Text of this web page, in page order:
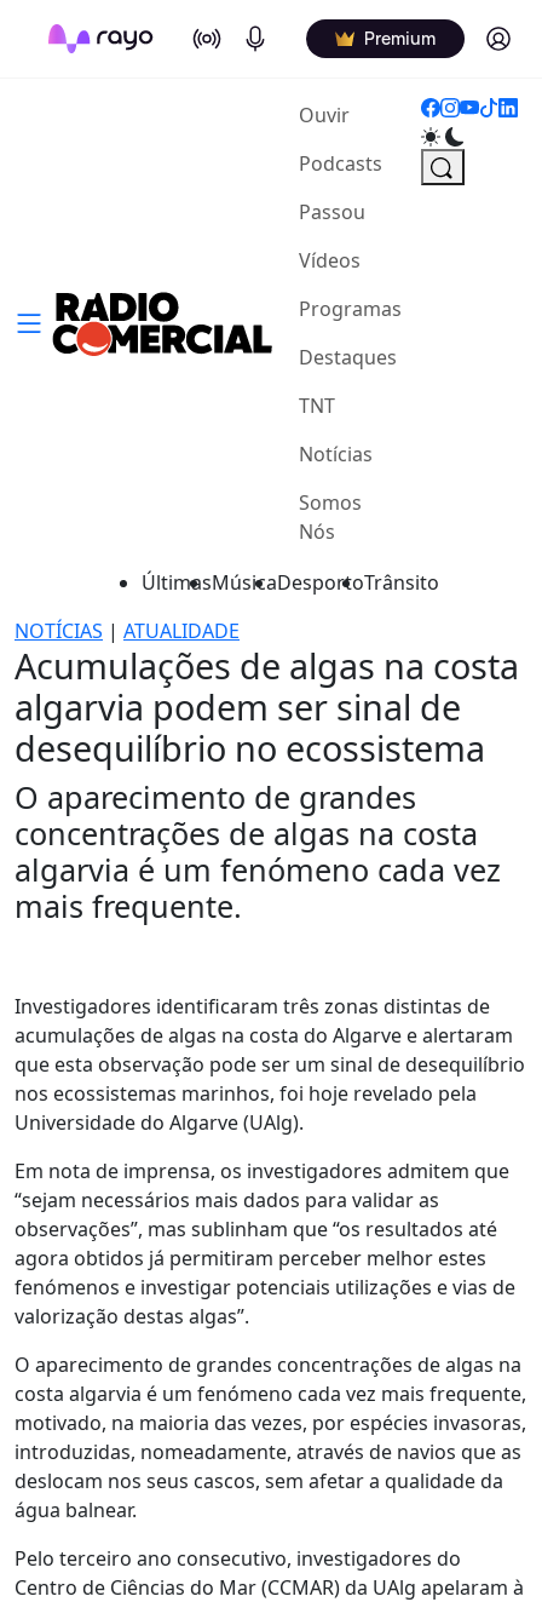
On Air Podcasts Premium Log in
Ouvir(current)
Podcasts
Passou
Vídeos
Programas
Destaques
TNT
Notícias
Somos
Nós
ÚltimasMúsicaDesportoTrânsito
NOTÍCIAS | ATUALIDADE
Acumulações de algas na costa
algarvia podem ser sinal de
desequilíbrio no ecossistema
O aparecimento de grandes
concentrações de algas na costa
algarvia é um fenómeno cada vez
mais frequente.
Investigadores identificaram três zonas distintas de
acumulações de algas na costa do Algarve e alertaram
que esta observação pode ser um sinal de desequilíbrio
nos ecossistemas marinhos, foi hoje revelado pela
Universidade do Algarve (UAlg).
Em nota de imprensa, os investigadores admitem que
“sejam necessários mais dados para validar as
observações”, mas sublinham que “os resultados até
agora obtidos já permitiram perceber melhor estes
fenómenos e investigar potenciais utilizações e vias de
valorização destas algas”.
O aparecimento de grandes concentrações de algas na
costa algarvia é um fenómeno cada vez mais frequente,
motivado, na maioria das vezes, por espécies invasoras,
introduzidas, nomeadamente, através de navios que as
deslocam nos seus cascos, sem afetar a qualidade da
água balnear.
Pelo terceiro ano consecutivo, investigadores do
Centro de Ciências do Mar (CCMAR) da UAlg apelaram à